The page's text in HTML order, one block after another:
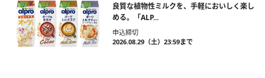
良質な植物性ミルクを、手軽においしく楽し
める。「ALP...
申込締切
2026.08.29（土）23:59まで